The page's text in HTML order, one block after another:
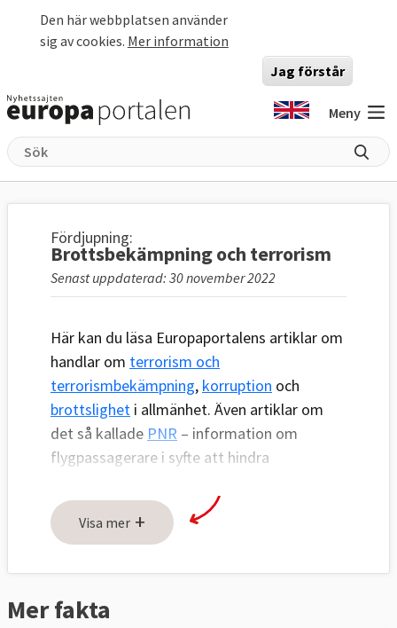
Den här webbplatsen använder
sig av cookies. Mer information
Jag förstår
Meny
Fördjupning:
Brottsbekämpning och terrorism
Senast uppdaterad: 30 november 2022
Här kan du läsa Europaportalens artiklar om
handlar om terrorism och
terrorismbekämpning, korruption och
brottslighet i allmänhet. Även artiklar om
det så kallade PNR – information om
flygpassagerare i syfte att hindra
Visa mer +
Mer fakta